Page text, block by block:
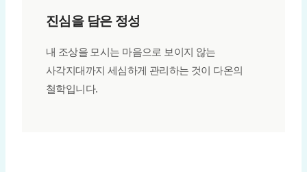
진심을 담은 정성
내 조상을 모시는 마음으로 보이지 않는
사각지대까지 세심하게 관리하는 것이 다온의
철학입니다.